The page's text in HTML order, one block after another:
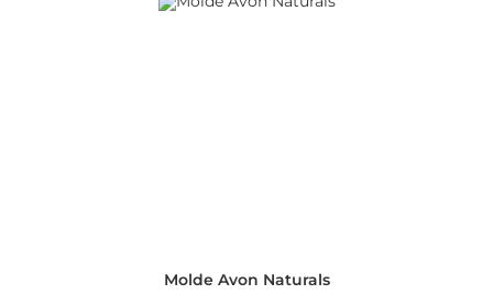
Molde Avon Naturals